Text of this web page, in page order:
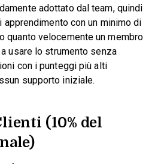
adottato dal team, quindi
con un minimo di
quanto velocemente un membro
usare lo strumento senza
con i punteggi più alti
supporto iniziale.
(10% del